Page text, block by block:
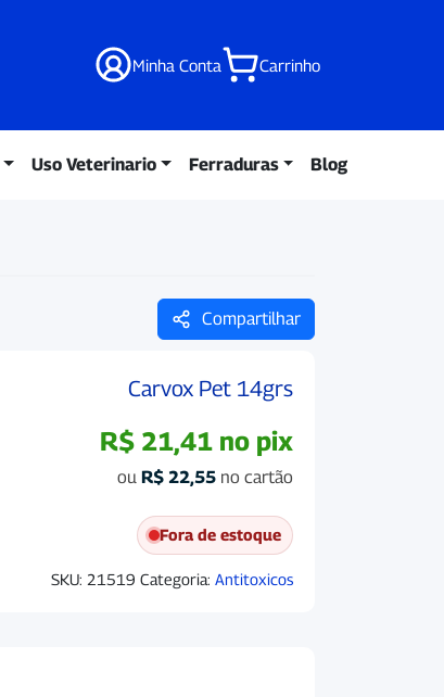
Minha Conta Carrinho
Uso Veterinario Ferraduras Blog
Compartilhar
Carvox Pet 14grs
R$ 21,41 no pix
ou R$ 22,55 no cartão
Fora de estoque
SKU: 21519 Categoria: Antitoxicos